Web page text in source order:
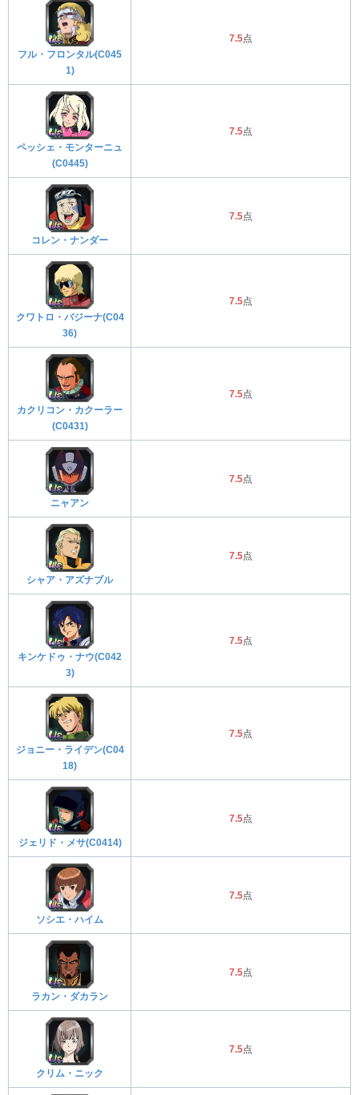
フル・フロンタル(C045
1)
7.5点
ペッシェ・モンターニュ
(C0445)
7.5点
コレン・ナンダー
7.5点
クワトロ・バジーナ(C04
36)
7.5点
カクリコン・カクーラー
(C0431)
7.5点
ニャアン
7.5点
シャア・アズナブル
7.5点
キンケドゥ・ナウ(C042
3)
7.5点
ジョニー・ライデン(C04
18)
7.5点
ジェリド・メサ(C0414)
7.5点
ソシエ・ハイム
7.5点
ラカン・ダカラン
7.5点
クリム・ニック
7.5点